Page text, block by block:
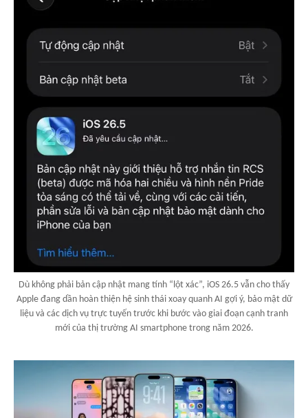
Dù không phải bản cập nhật mang tính “lột xác”, iOS 26.5 vẫn cho thấy
Apple đang dần hoàn thiện hệ sinh thái xoay quanh AI gợi ý, bảo mật dữ
liệu và các dịch vụ trực tuyến trước khi bước vào giai đoạn cạnh tranh
mới của thị trường AI smartphone trong năm 2026.